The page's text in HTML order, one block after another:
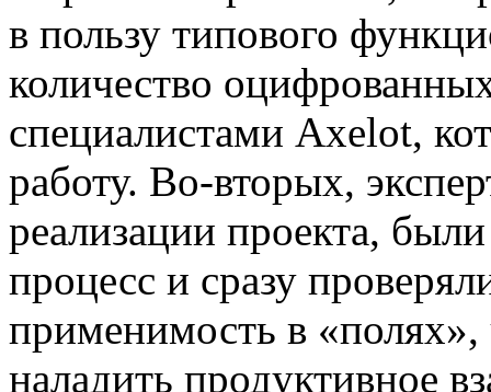
в пользу типового
количество
специалистами Axelot,
работу. Во-вторых,
реализации проекта,
процесс и сразу
применимость в «полях»,
наладить продуктивное